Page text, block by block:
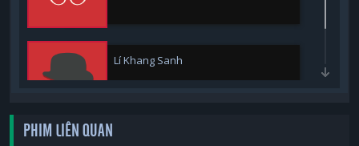
Lí Khang Sanh
PHIM LIÊN QUAN